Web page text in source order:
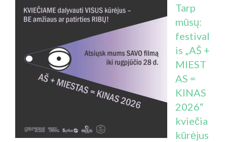
Tarp
mūsų:
festival
is „AŠ +
MIEST
AS =
KINAS
2026“
kviečia
kūrėjus